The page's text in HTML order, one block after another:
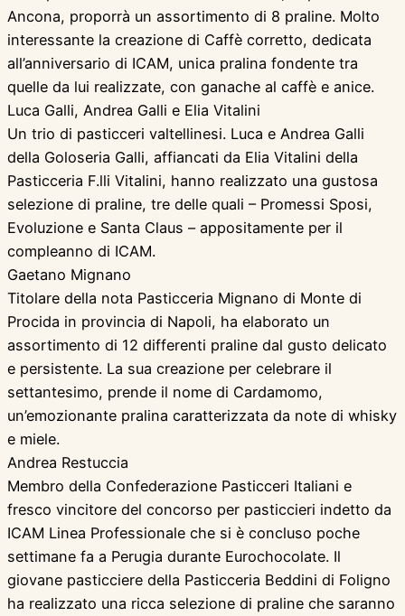
Ancona, proporrà un assortimento di 8 praline. Molto
interessante la creazione di Caffè corretto, dedicata
all’anniversario di ICAM, unica pralina fondente tra
quelle da lui realizzate, con ganache al caffè e anice.
Luca Galli, Andrea Galli e Elia Vitalini
Un trio di pasticceri valtellinesi. Luca e Andrea Galli
della Goloseria Galli, affiancati da Elia Vitalini della
Pasticceria F.lli Vitalini, hanno realizzato una gustosa
selezione di praline, tre delle quali – Promessi Sposi,
Evoluzione e Santa Claus – appositamente per il
compleanno di ICAM.
Gaetano Mignano
Titolare della nota Pasticceria Mignano di Monte di
Procida in provincia di Napoli, ha elaborato un
assortimento di 12 differenti praline dal gusto delicato
e persistente. La sua creazione per celebrare il
settantesimo, prende il nome di Cardamomo,
un’emozionante pralina caratterizzata da note di whisky
e miele.
Andrea Restuccia
Membro della Confederazione Pasticceri Italiani e
fresco vincitore del concorso per pasticcieri indetto da
ICAM Linea Professionale che si è concluso poche
settimane fa a Perugia durante Eurochocolate. Il
giovane pasticciere della Pasticceria Beddini di Foligno
ha realizzato una ricca selezione di praline che saranno